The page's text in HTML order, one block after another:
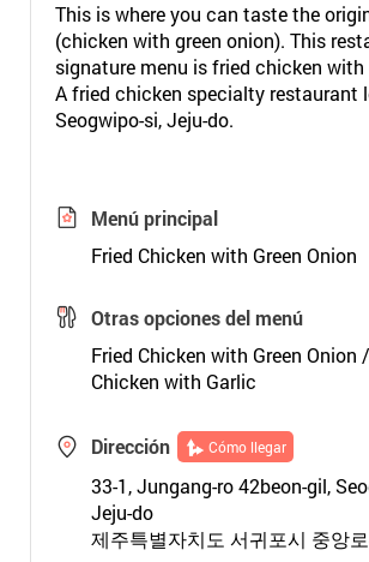
This is where you can taste the
(chicken with green onion). This
signature menu is fried chicken with
A fried chicken specialty restaurant
Seogwipo-si, Jeju-do.
Menú principal
Fried Chicken with Green Onion
Otras opciones del menú
Fried Chicken with Green Onion
Chicken with Garlic
Dirección Cómo llegar
33-1, Jungang-ro 42beon-gil,
Jeju-do
제주특별자치도 서귀포시 중앙